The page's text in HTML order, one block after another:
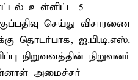
உள்ளிட்ட 5
செய்து விசாரணை
தொடர்பாக, ஐ.பி.டி.எஸ்.
நிறுவனத்தின் நிறுவனர்
அமைச்சர்